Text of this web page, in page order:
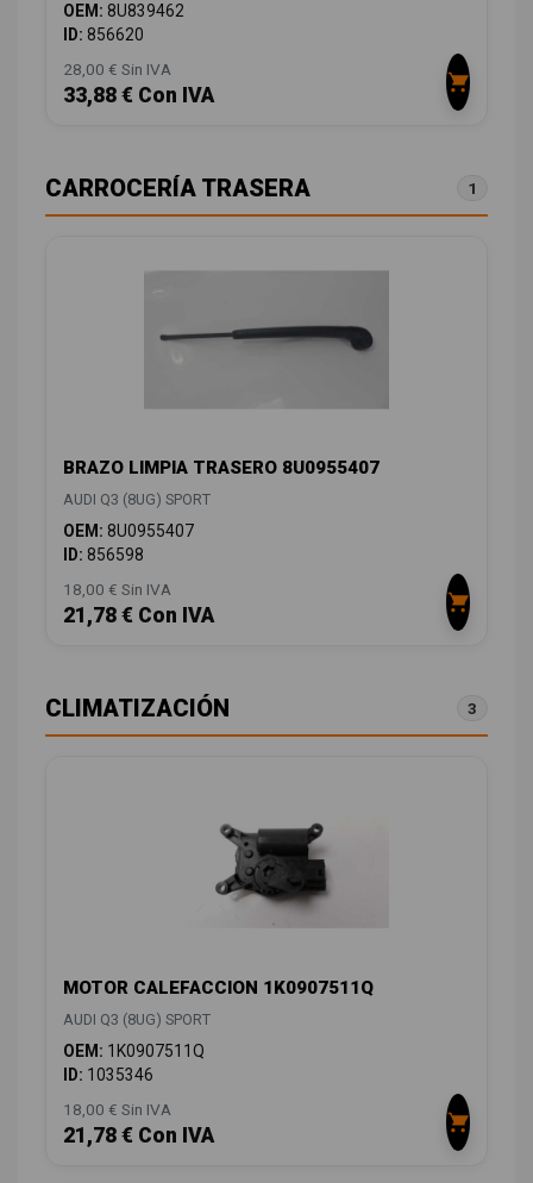
OEM: 8U839462
ID: 856620
28,00 € Sin IVA
33,88 € Con IVA
CARROCERÍA TRASERA 1
BRAZO LIMPIA TRASERO 8U0955407
AUDI Q3 (8UG) SPORT
OEM: 8U0955407
ID: 856598
18,00 € Sin IVA
21,78 € Con IVA
CLIMATIZACIÓN 3
MOTOR CALEFACCION 1K0907511Q
AUDI Q3 (8UG) SPORT
OEM: 1K0907511Q
ID: 1035346
18,00 € Sin IVA
21,78 € Con IVA